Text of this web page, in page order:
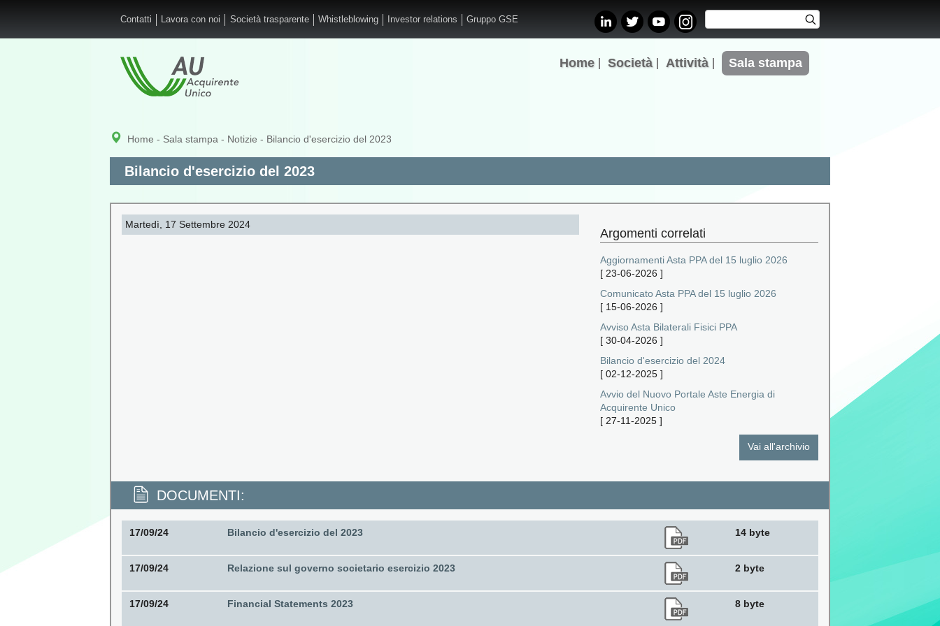
Contatti Lavora con noi Società trasparente Whistleblowing Investor relations Gruppo GSE
Form di
ricerca
Cerca
Home Società Attività Sala stampa
Home - Sala stampa - Notizie - Bilancio d'esercizio del 2023
Bilancio d'esercizio del 2023
Martedì, 17 Settembre 2024
Argomenti correlati
Aggiornamenti Asta PPA del 15 luglio 2026
[ 23-06-2026 ]
Comunicato Asta PPA del 15 luglio 2026
[ 15-06-2026 ]
Avviso Asta Bilaterali Fisici PPA
[ 30-04-2026 ]
Bilancio d'esercizio del 2024
[ 02-12-2025 ]
Avvio del Nuovo Portale Aste Energia di
Acquirente Unico
[ 27-11-2025 ]
Vai all'archivio
DOCUMENTI:
17/09/24 Bilancio d'esercizio del 2023 14 byte
17/09/24 Relazione sul governo societario esercizio 2023 2 byte
17/09/24 Financial Statements 2023 8 byte